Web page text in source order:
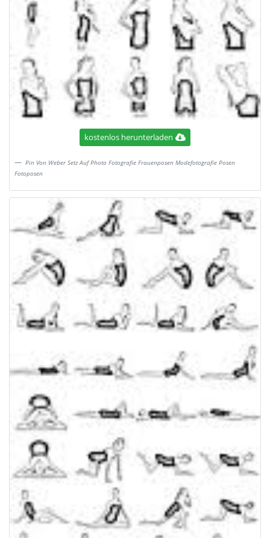
kostenlos herunterladen
Pin Von Weber Setz Auf Photo Fotografie Frauenposen Modefotografie Posen
Fotoposen